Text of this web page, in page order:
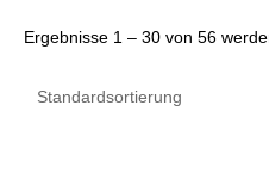
Ergebnisse 1 – 30 von 56